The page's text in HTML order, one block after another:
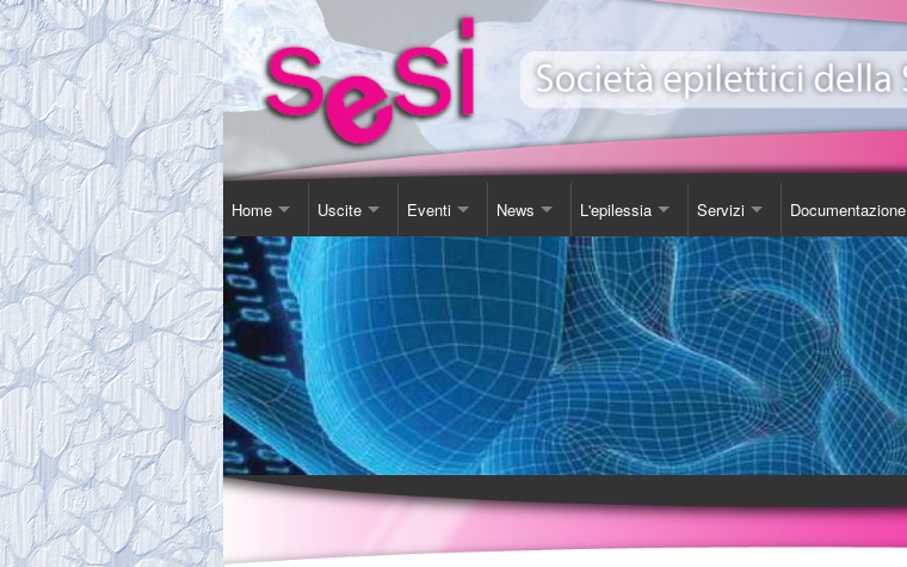
Home
Contatti
Chi Siamo
Comitato
Tassa Sociale
Statuto
Uscite
Corso Soggiorno
Gita Autunnale
Incontri in Piscina
Altro
Eventi
Giornata Inter-Nazionale Epilessia
Corsi e conferenze
Video Presentazione EeXpPiO
Sensibilizzazione
Teatro
News
Comunicazioni
Agenda
Esposizione sull'epilessia
Novita'
L'epilessia
Come Comportarsi
Servizi
Consulenza
Luoghi d'incontro
Biblioteca
Videoteca
Carta SOS
Documentazione
Libro
Studi
DVD
Opuscoli
Ordinazioni